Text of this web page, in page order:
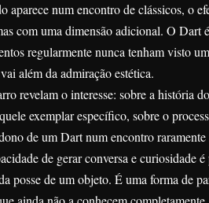
aparece num encontro de clássicos, o
com uma dimensão adicional. O Dart
regularmente nunca tenham visto
além da admiração estética.
revelam o interesse: sobre a história
exemplar específico, sobre o
de um Dart num encontro
de gerar conversa e curiosidade
posse de um objeto. É uma forma de